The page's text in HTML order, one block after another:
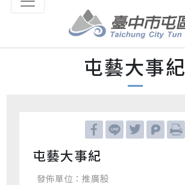
跳到主要內容區塊
屯藝大事紀
屯藝大事紀
發佈單位：推廣股